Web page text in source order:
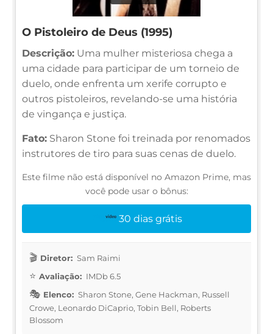
O Pistoleiro de Deus (1995)
Descrição: Uma mulher misteriosa chega a
uma cidade para participar de um torneio de
duelo, onde enfrenta um xerife corrupto e
outros pistoleiros, revelando-se uma história
de vingança e justiça.
Fato: Sharon Stone foi treinada por renomados
instrutores de tiro para suas cenas de duelo.
Este filme não está disponível no Amazon Prime, mas
você pode usar o bônus:
30 dias grátis
Diretor: Sam Raimi
Avaliação: IMDb 6.5
Elenco: Sharon Stone, Gene Hackman, Russell
Crowe, Leonardo DiCaprio, Tobin Bell, Roberts
Blossom